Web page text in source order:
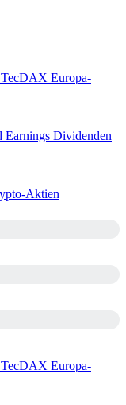
TecDAX Europa-
Earnings Dividenden
Aktien
TecDAX Europa-